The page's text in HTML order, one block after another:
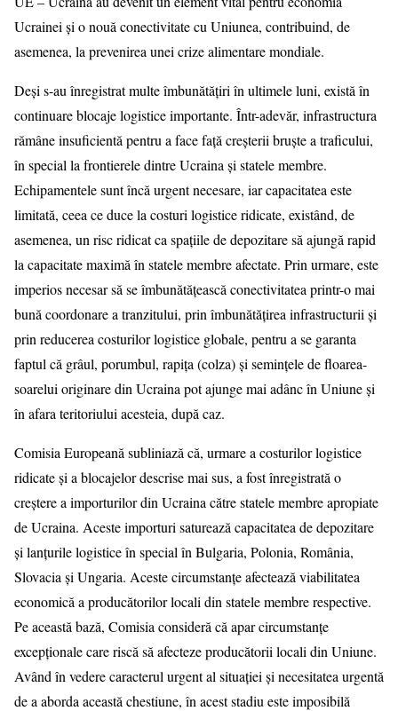
Ucrainei și o nouă conectivitate cu Uniunea, contribuind, de
asemenea, la prevenirea unei crize alimentare mondiale.
Deși s-au înregistrat multe îmbunătățiri în ultimele luni, există în
continuare blocaje logistice importante. Într-adevăr, infrastructura
rămâne insuficientă pentru a face față creșterii bruște a traficului,
în special la frontierele dintre Ucraina și statele membre.
Echipamentele sunt încă urgent necesare, iar capacitatea este
limitată, ceea ce duce la costuri logistice ridicate, existând, de
asemenea, un risc ridicat ca spațiile de depozitare să ajungă rapid
la capacitate maximă în statele membre afectate. Prin urmare, este
imperios necesar să se îmbunătățească conectivitatea printr-o mai
bună coordonare a tranzitului, prin îmbunătățirea infrastructurii și
prin reducerea costurilor logistice globale, pentru a se garanta
faptul că grâul, porumbul, rapița (colza) și semințele de floarea-
soarelui originare din Ucraina pot ajunge mai adânc în Uniune și
în afara teritoriului acesteia, după caz.
Comisia Europeană subliniază că, urmare a costurilor logistice
ridicate și a blocajelor descrise mai sus, a fost înregistrată o
creștere a importurilor din Ucraina către statele membre apropiate
de Ucraina. Aceste importuri saturează capacitatea de depozitare
și lanțurile logistice în special în Bulgaria, Polonia, România,
Slovacia și Ungaria. Aceste circumstanțe afectează viabilitatea
economică a producătorilor locali din statele membre respective.
Pe această bază, Comisia consideră că apar circumstanțe
excepționale care riscă să afecteze producătorii locali din Uniune.
Având în vedere caracterul urgent al situației și necesitatea urgentă
de a aborda această chestiune, în acest stadiu este imposibilă